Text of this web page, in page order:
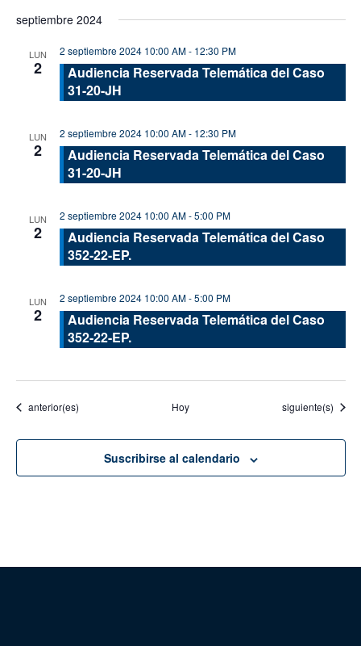
septiembre 2024
LUN
2
2 septiembre 2024 10:00 AM- 12:30 PM
Audiencia Reservada Telemática del Caso
31-20-JH
LUN
2
2 septiembre 2024 10:00 AM- 12:30 PM
Audiencia Reservada Telemática del Caso
31-20-JH
LUN
2
2 septiembre 2024 10:00 AM-5:00 PM
Audiencia Reservada Telemática del Caso
352-22-EP.
LUN
2
2 septiembre 2024 10:00 AM-5:00 PM
Audiencia Reservada Telemática del Caso
352-22-EP.
Eventos
anterior(es) Hoy Eventos
siguiente(s)
Suscribirse al calendario